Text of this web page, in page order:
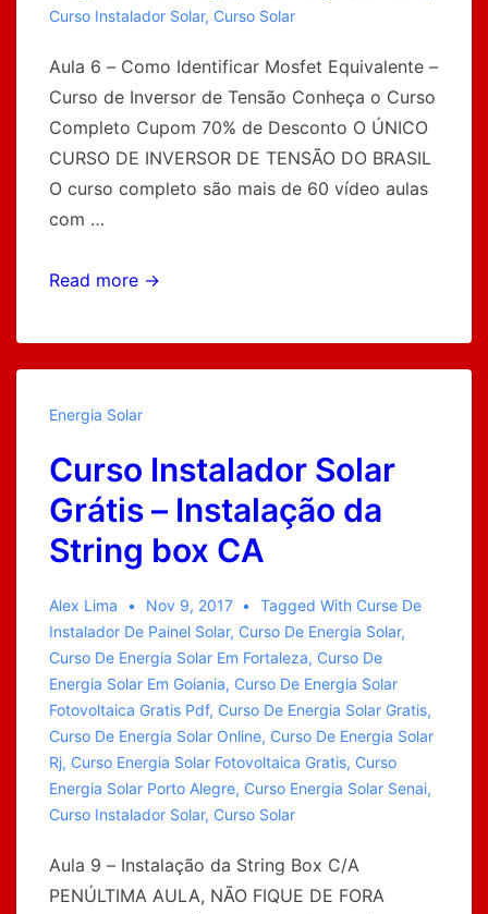
Curso Instalador Solar, Curso Solar
Aula 6 – Como Identificar Mosfet Equivalente –
Curso de Inversor de Tensão Conheça o Curso
Completo Cupom 70% de Desconto O ÚNICO
CURSO DE INVERSOR DE TENSÃO DO BRASIL
O curso completo são mais de 60 vídeo aulas
com …
Como
Mosfet
Equivalente
Read more →
Energia Solar
Curso Instalador Solar
Grátis – Instalação da
String box CA
Alex Lima Nov 9, 2017 Tagged With Curse De
Instalador De Painel Solar, Curso De Energia Solar,
Curso De Energia Solar Em Fortaleza, Curso De
Energia Solar Em Goiania, Curso De Energia Solar
Fotovoltaica Gratis Pdf, Curso De Energia Solar Gratis,
Curso De Energia Solar Online, Curso De Energia Solar
Rj, Curso Energia Solar Fotovoltaica Gratis, Curso
Energia Solar Porto Alegre, Curso Energia Solar Senai,
Curso Instalador Solar, Curso Solar
Aula 9 – Instalação da String Box C/A
PENÚLTIMA AULA, NÃO FIQUE DE FORA